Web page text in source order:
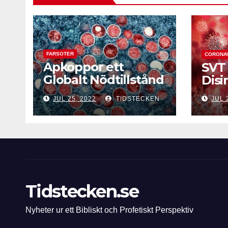
FARSOTER
Apkoppor ett
Globalt Nödtillstånd
enligt WHO
JUL 25, 2022 TIDSTECKEN JUL
Tidstecken.se
Nyheter ur ett Bibliskt och Profetiskt Perspektiv